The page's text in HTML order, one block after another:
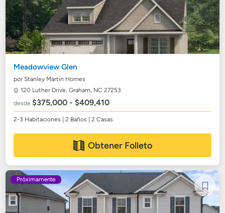
Meadowview Glen
por Stanley Martin Homes
120 Luther Drive,Graham, NC 27253
desde$375,000 - $409,410
2-3 Habitaciones | 2 Baños | 2 Casas
Obtener Folleto
Próximamente